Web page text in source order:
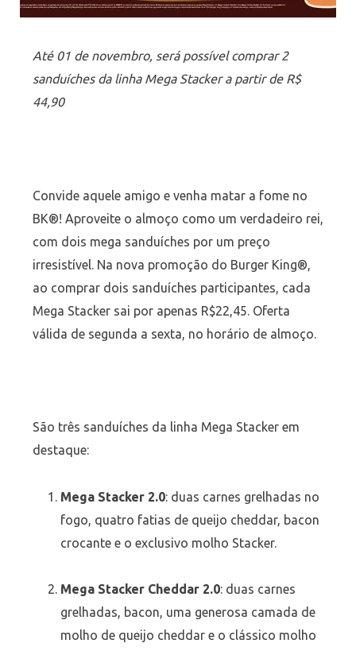
Até 01 de novembro, será possível comprar 2
sanduíches da linha Mega Stacker a partir de R$
44,90
Convide aquele amigo e venha matar a fome no
BK®! Aproveite o almoço como um verdadeiro rei,
com dois mega sanduíches por um preço
irresistível. Na nova promoção do Burger King®,
ao comprar dois sanduíches participantes, cada
Mega Stacker sai por apenas R$22,45. Oferta
válida de segunda a sexta, no horário de almoço.
São três sanduíches da linha Mega Stacker em
destaque:
Mega Stacker 2.0: duas carnes grelhadas no
fogo, quatro fatias de queijo cheddar, bacon
crocante e o exclusivo molho Stacker.
Mega Stacker Cheddar 2.0: duas carnes
grelhadas, bacon, uma generosa camada de
molho de queijo cheddar e o clássico molho